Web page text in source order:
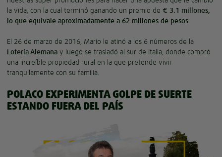
la vida, con la cual terminó ganando un premio de € 3.1 millones,
lo que equivale aproximadamente a 62 millones de pesos.
El 26 de marzo de 2016, Mario le atinó a los 6 números de la
Lotería Alemana y luego se trasladó al sur de Italia, donde compró
una increíble propiedad rural en la que pretende vivir
tranquilamente con su familia.
POLACO EXPERIMENTA GOLPE DE SUERTE
ESTANDO FUERA DEL PAÍS